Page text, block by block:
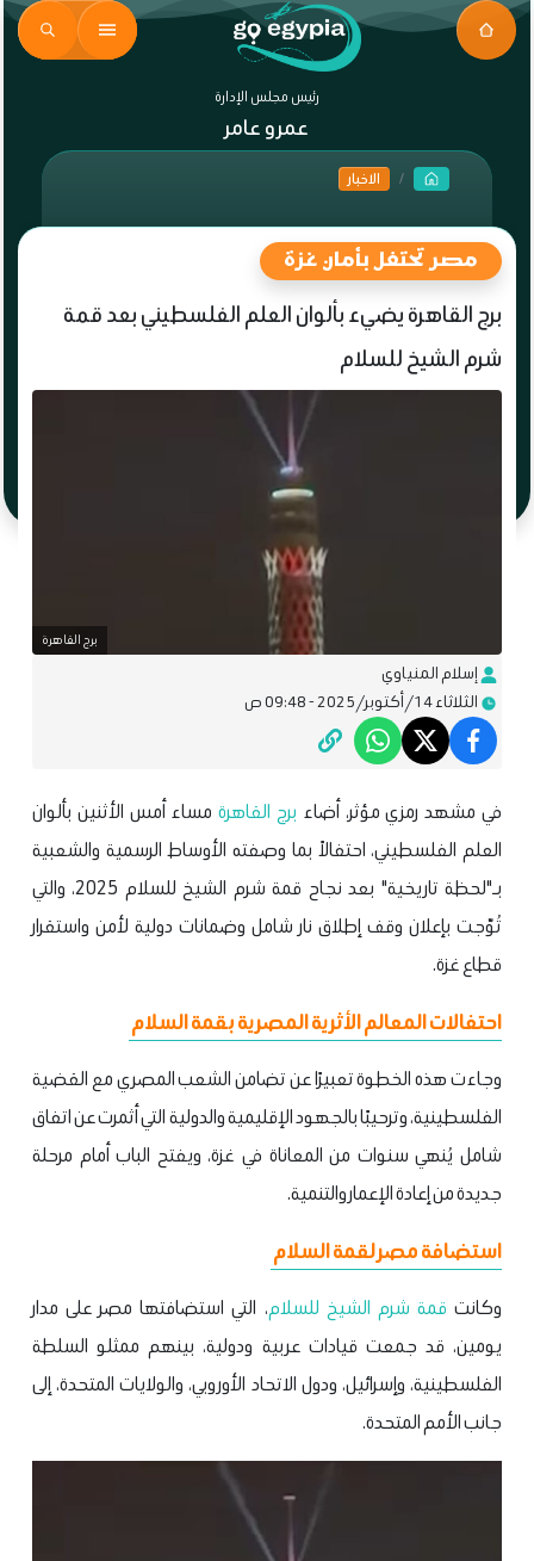
رئيس مجلس الإدارة
عمرو عامر
الاخبار
مصر تحتفل بأمان غزة
برج القاهرة يضيء بألوان العلم الفلسطيني بعد قمة
شرم الشيخ للسلام
برج القاهرة
إسلام المنياوي
الثلاثاء 14/أكتوبر/2025 - 09:48 ص
في مشهد رمزي مؤثر، أضاء برج القاهرةمساء أمس الأثنين بألوان
العلم الفلسطيني، احتفالاً بما وصفته الأوساط الرسمية والشعبية
بـ"لحظة تاريخية" بعد نجاح قمة شرم الشيخ للسلام 2025، والتي
تُوّجت بإعلان وقف إطلاق نار شامل وضمانات دولية لأمن واستقرار
قطاع غزة.
احتفالات المعالم الأثرية المصرية بقمة السلام
وجاءت هذه الخطوة تعبيرًا عن تضامن الشعب المصري مع القضية
الفلسطينية، وترحيبًا بالجهود الإقليمية والدولية التي أثمرت عن اتفاق
شامل يُنهي سنوات من المعاناة في غزة، ويفتح الباب أمام مرحلة
جديدة من إعادة الإعمار والتنمية.
استضافة مصر لقمة السلام
وكانت قمة شرم الشيخ للسلام، التي استضافتها مصر على مدار
يومين، قد جمعت قيادات عربية ودولية، بينهم ممثلو السلطة
الفلسطينية، وإسرائيل، ودول الاتحاد الأوروبي، والولايات المتحدة، إلى
جانب الأمم المتحدة.